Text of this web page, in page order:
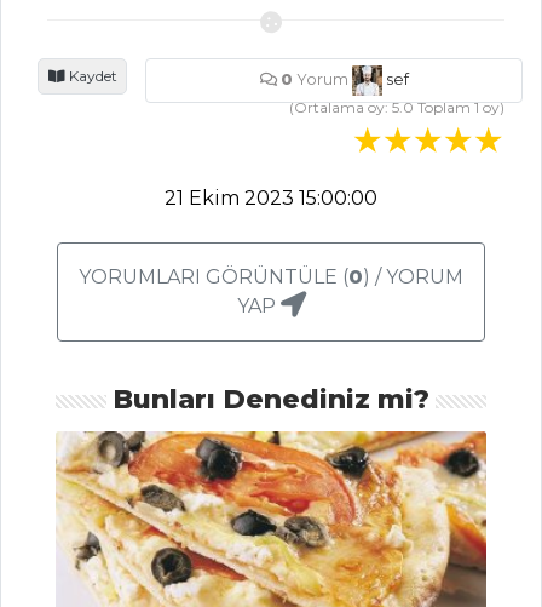
İÇECEKLER
Yapılır?
Yapılır?
İçecekler Tüm
Tarifleri
PASTA VE
TATLILAR
Mini Brownie
Kaydet 0 Yorum
sef
(Ortalama oy:5.0Toplam1oy)
21 Ekim 2023 15:00:00
YORUMLARI GÖRÜNTÜLE (0) / YORUM
YAP
Bunları Denediniz mi?